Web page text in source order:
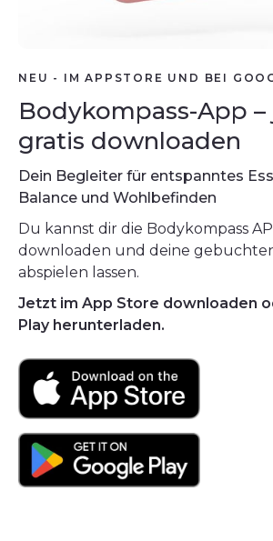
NEU - IM APPSTORE UND BEI
Bodykompass-App
gratis downloaden
Dein Begleiter für entspanntes
Balance und Wohlbefinden
Du kannst dir die Bodykompass
downloaden und deine
abspielen lassen.
Jetzt im App Store downloaden
Play herunterladen.